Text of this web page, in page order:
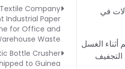
في
تقليل الزجاجات إلى رقائق بحجم 14-18 مم أثناء الغسل
التجفيف
Company
Industrial Paper
for Office and
Waste
Bottle Crusher
to Guinea